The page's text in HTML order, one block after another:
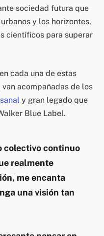
sociedad futura que
y los horizontes,
científicos para superar
cada una de estas
acompañadas de los
y gran legado que
Blue Label.
colectivo continuo
realmente
me encanta
una visión tan